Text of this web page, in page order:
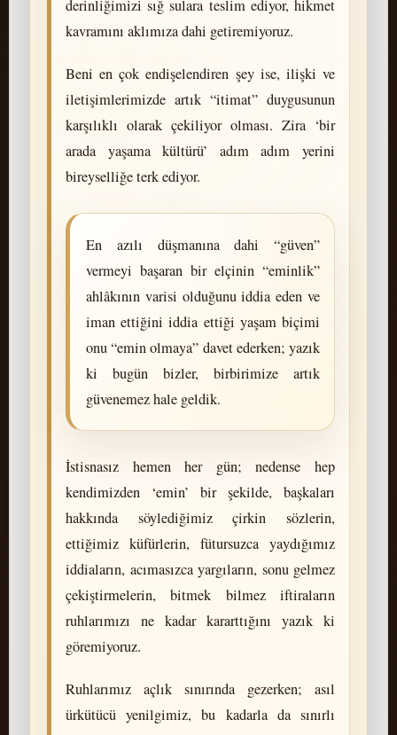
derinliğimizi sığ sulara teslim ediyor, hikmet
kavramını aklımıza dahi getiremiyoruz.
Beni en çok endişelendiren şey ise, ilişki ve
iletişimlerimizde artık “itimat” duygusunun
karşılıklı olarak çekiliyor olması. Zira ‘bir
arada yaşama kültürü’ adım adım yerini
bireyselliğe terk ediyor.
En azılı düşmanına dahi “güven”
vermeyi başaran bir elçinin “eminlik”
ahlâkının varisi olduğunu iddia eden ve
iman ettiğini iddia ettiği yaşam biçimi
onu “emin olmaya” davet ederken; yazık
ki bugün bizler, birbirimize artık
güvenemez hale geldik.
İstisnasız hemen her gün; nedense hep
kendimizden ‘emin’ bir şekilde, başkaları
hakkında söylediğimiz çirkin sözlerin,
ettiğimiz küfürlerin, fütursuzca yaydığımız
iddiaların, acımasızca yargıların, sonu gelmez
çekiştirmelerin, bitmek bilmez iftiraların
ruhlarımızı ne kadar kararttığını yazık ki
göremiyoruz.
Ruhlarımız açlık sınırında gezerken; asıl
ürkütücü yenilgimiz, bu kadarla da sınırlı